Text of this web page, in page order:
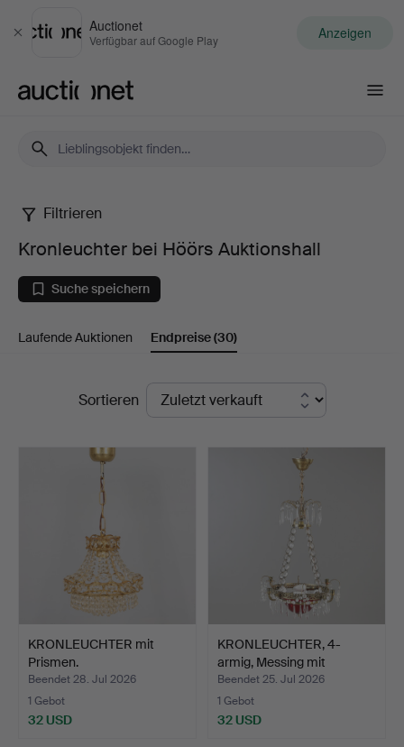
Schließen
Auctionet
Verfügbar auf Google Play Anzeigen
Kronleuchter
bei
Höörs
Auktionshall
Filtrieren
Kronleuchter bei Höörs Auktionshall
Suche speichern
Laufende Auktionen Endpreise(30)
EndpreiseSortieren
KRONLEUCHTER mit
Prismen.
Beendet 28. Jul 2026
1 Gebot
32 USD
KRONLEUCHTER, 4-
armig, Messing mit
Prismen…
Beendet 25. Jul 2026
1 Gebot
32 USD